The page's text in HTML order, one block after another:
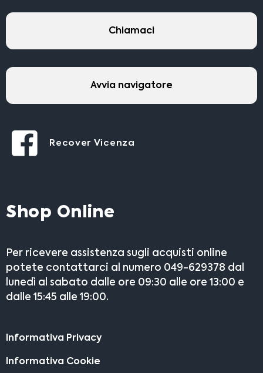
Chiamaci
Avvia navigatore
Recover Vicenza
Shop Online
Per ricevere assistenza sugli acquisti online
potete contattarci al numero 049-629378 dal
lunedì al sabato dalle ore 09:30 alle ore 13:00 e
dalle 15:45 alle 19:00.
Informativa Privacy
Informativa Cookie